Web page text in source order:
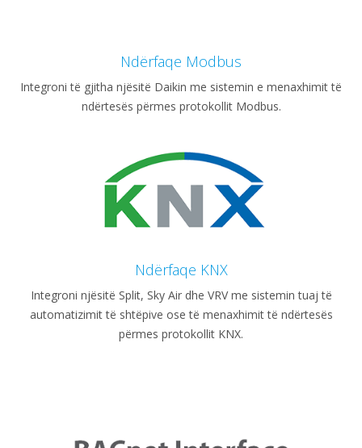
Ndërfaqe Modbus
Integroni të gjitha njësitë Daikin me sistemin e menaxhimit të
ndërtesës përmes protokollit Modbus.
Ndërfaqe KNX
Integroni njësitë Split, Sky Air dhe VRV me sistemin tuaj të
automatizimit të shtëpive ose të menaxhimit të ndërtesës
përmes protokollit KNX.